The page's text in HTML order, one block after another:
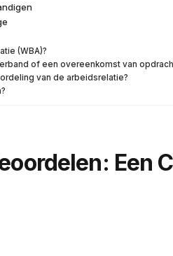
(WBA)?
of een overeenkomst van
van de arbeidsrelatie?
Een